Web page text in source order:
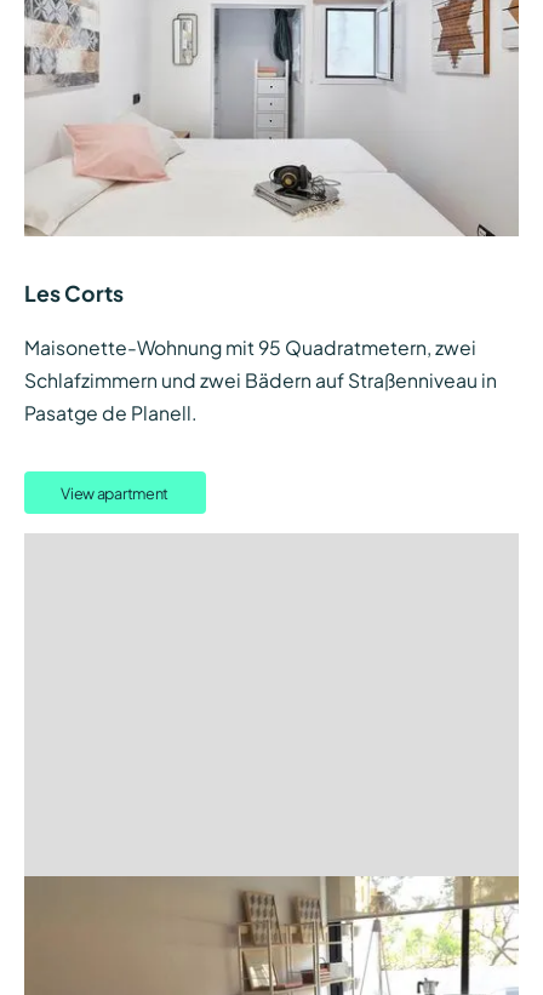
Les Corts
Maisonette-Wohnung mit 95 Quadratmetern, zwei
Schlafzimmern und zwei Bädern auf Straßenniveau in
Pasatge de Planell.
View apartment